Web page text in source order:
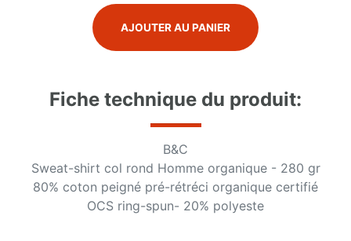
AJOUTER AU PANIER
Fiche technique du produit:
B&C
Sweat-shirt col rond Homme organique - 280 gr
80% coton peigné pré-rétréci organique certifié
OCS ring-spun- 20% polyeste